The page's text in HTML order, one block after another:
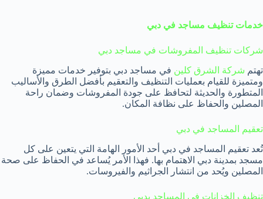
خدمات تنظيف مساجد في دبي
شركات تنظيف المفروشات في مساجد دبي
تهتم شركة الشرق كلين في مساجد دبي بتوفير خدمات مميزة
ومتميزة للقيام بعمليات التنظيف والتعقيم بأفضل الطرق والأساليب
المتطورة والحديثة لتحافظ على جودة المفروشات وضمان راحة
المصلين والحفاظ على نظافة المكان.
تعقيم المساجد في دبي
تُعد تعقيم المساجد في دبي أحد الأمور الهامة التي يتعين على كل
مسجد بمدينة دبي الاهتمام بها. فهذا الأمر يُساعد في الحفاظ على صحة
المصلين ويُحد من انتشار الجراثيم والفيروسات.
تنظيف الخزانات في المساجد بدبي